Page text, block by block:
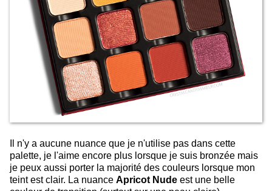
Il n'y a aucune nuance que je n'utilise pas dans cette
palette, je l'aime encore plus lorsque je suis bronzée mais
je peux aussi porter la majorité des couleurs lorsque mon
teint est clair. La nuance Apricot Nude est une belle